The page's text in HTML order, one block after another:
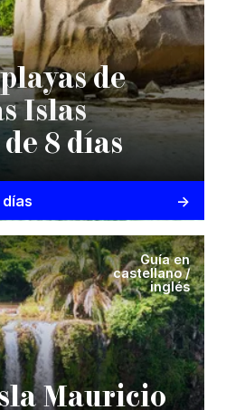
de
Islas
8 días
días
Guía en
castellano /
inglés
Mauricio